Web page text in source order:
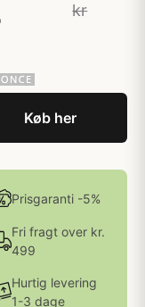
kr
Køb her
Prisgaranti -5%
Fri fragt over kr.
499
Hurtig levering
1-3 dage